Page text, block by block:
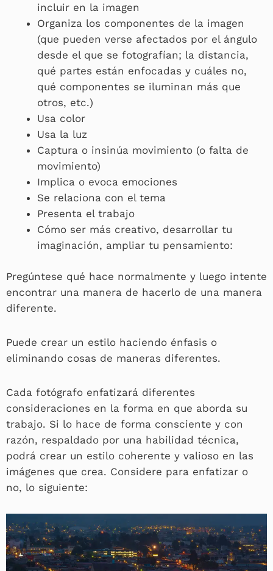
incluir en la imagen
Organiza los componentes de la imagen
(que pueden verse afectados por el ángulo
desde el que se fotografían; la distancia,
qué partes están enfocadas y cuáles no,
qué componentes se iluminan más que
otros, etc.)
Usa color
Usa la luz
Captura o insinúa movimiento (o falta de
movimiento)
Implica o evoca emociones
Se relaciona con el tema
Presenta el trabajo
Cómo ser más creativo, desarrollar tu
imaginación, ampliar tu pensamiento:
Pregúntese qué hace normalmente y luego intente
encontrar una manera de hacerlo de una manera
diferente.
Puede crear un estilo haciendo énfasis o
eliminando cosas de maneras diferentes.
Cada fotógrafo enfatizará diferentes
consideraciones en la forma en que aborda su
trabajo. Si lo hace de forma consciente y con
razón, respaldado por una habilidad técnica,
podrá crear un estilo coherente y valioso en las
imágenes que crea. Considere para enfatizar o
no, lo siguiente: